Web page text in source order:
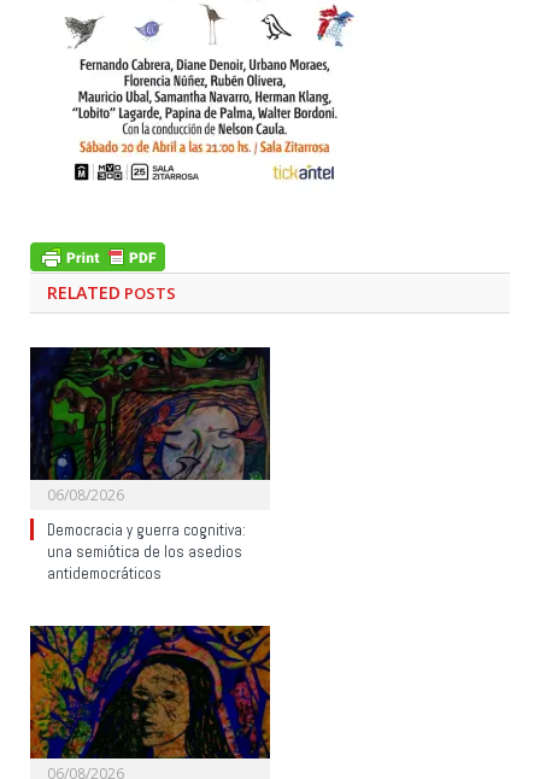
RELATED POSTS
06/08/2026
Democracia y guerra cognitiva:
una semiótica de los asedios
antidemocráticos
06/08/2026